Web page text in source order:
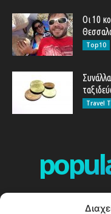
Οι 10
Top10
Travel